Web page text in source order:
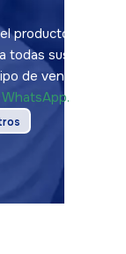
producto,
todas sus
de ventas.
WhatsApp.